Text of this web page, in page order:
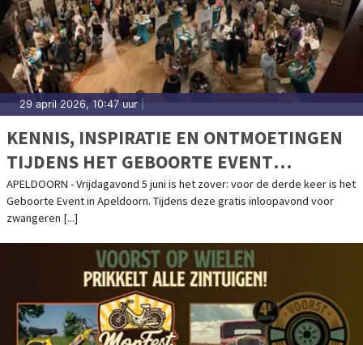
29 april 2026, 10:47 uur
KENNIS, INSPIRATIE EN ONTMOETINGEN
TIJDENS HET GEBOORTE EVENT
APELDOORN OP 5 JUNI 2026
APELDOORN - Vrijdagavond 5 juni is het zover: voor de derde keer is het
Geboorte Event in Apeldoorn. Tijdens deze gratis inloopavond voor
zwangeren [...]